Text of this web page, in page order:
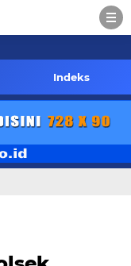
Indeks